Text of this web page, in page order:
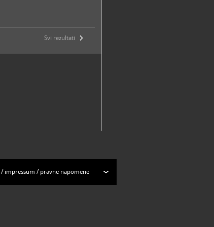
Svi rezultati
/ impressum / pravne napomene